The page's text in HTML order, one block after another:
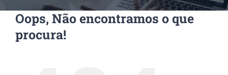
Oops, Não encontramos o que
procura!